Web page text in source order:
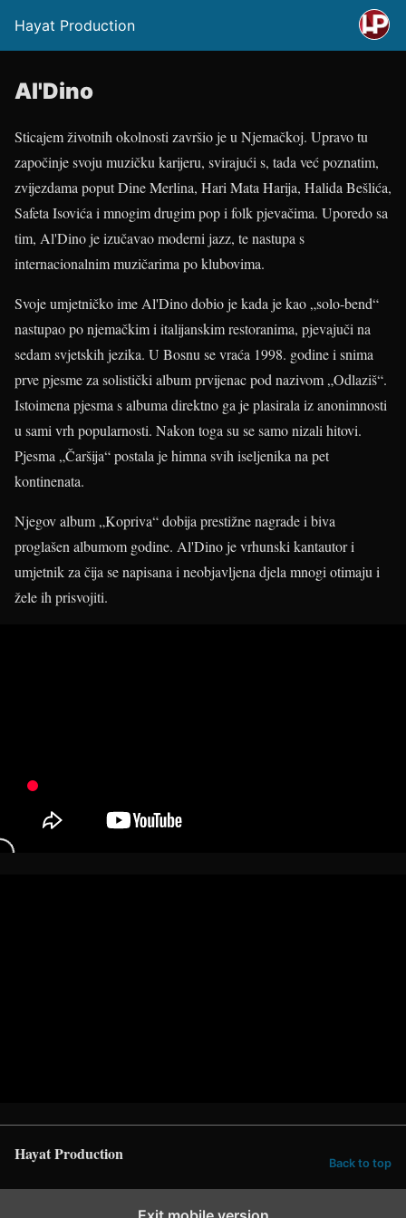
Hayat Production
Al'Dino
Sticajem životnih okolnosti završio je u Njemačkoj. Upravo tu
započinje svoju muzičku karijeru, svirajući s, tada već poznatim,
zvijezdama poput Dine Merlina, Hari Mata Harija, Halida Bešlića,
Safeta Isovića i mnogim drugim pop i folk pjevačima. Uporedo sa
tim, Al'Dino je izučavao moderni jazz, te nastupa s
internacionalnim muzičarima po klubovima.
Svoje umjetničko ime Al'Dino dobio je kada je kao „solo-bend“
nastupao po njemačkim i italijanskim restoranima, pjevajuči na
sedam svjetskih jezika. U Bosnu se vraća 1998. godine i snima
prve pjesme za solistički album prvijenac pod nazivom „Odlaziš“.
Istoimena pjesma s albuma direktno ga je plasirala iz anonimnosti
u sami vrh popularnosti. Nakon toga su se samo nizali hitovi.
Pjesma „Čaršija“ postala je himna svih iseljenika na pet
kontinenata.
Njegov album „Kopriva“ dobija prestižne nagrade i biva
proglašen albumom godine. Al'Dino je vrhunski kantautor i
umjetnik za čija se napisana i neobjavljena djela mnogi otimaju i
žele ih prisvojiti.
Hayat Production Back to top